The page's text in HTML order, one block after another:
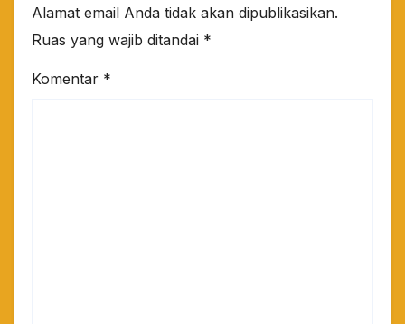
Alamat email Anda tidak akan dipublikasikan.
Ruas yang wajib ditandai *
Komentar *